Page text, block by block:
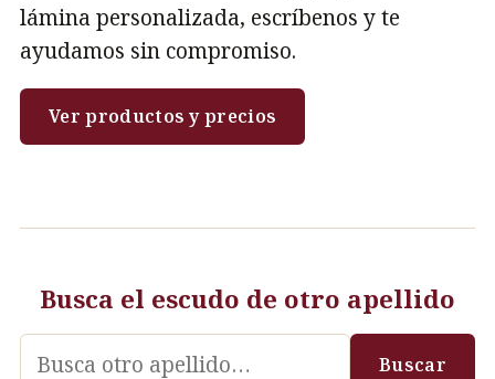
lámina personalizada, escríbenos y te
ayudamos sin compromiso.
Ver productos y precios
Busca el escudo de otro apellido
Apellido
Buscar